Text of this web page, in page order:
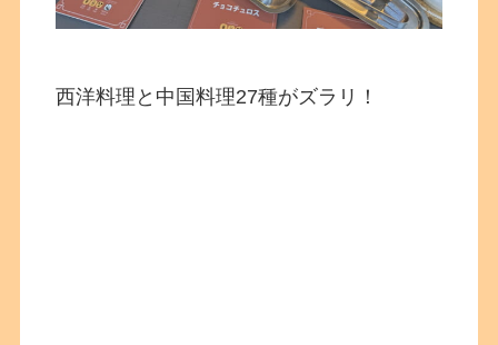
西洋料理と中国料理27種がズラリ！